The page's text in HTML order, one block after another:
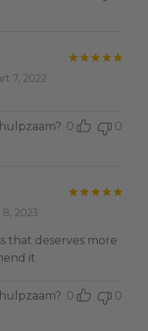
7, 2022
0 0
8, 2023
that deserves more
it
0 0